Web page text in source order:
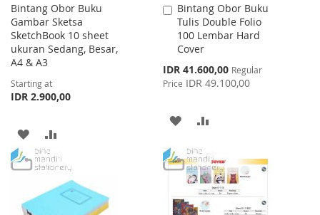
Bintang Obor Buku
Gambar Sketsa
SketchBook 10 sheet
ukuran Sedang, Besar,
A4 & A3
Starting at
IDR 2.900,00
ADD
TO
LIST
TO
COMPARE
Bintang Obor Buku
Tulis Double Folio
100 Lembar Hard
Cover
Special
Price
IDR 41.600,00 Regular
Price IDR 49.100,00
Add
to
Cart
ADD
WISH
LIST
COMPARE